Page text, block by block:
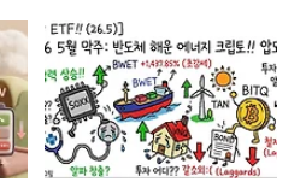
는?